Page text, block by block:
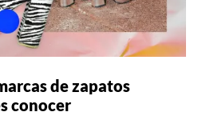
de zapatos
conocer